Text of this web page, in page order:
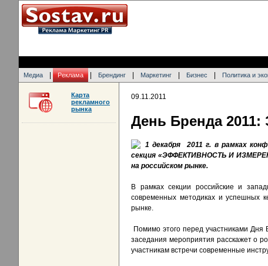
Медиа Реклама Брендинг Маркетинг Бизнес Политика и
09.11.2011
День Бренда
1 декабря 2011 г. в рамках
секция «ЭФФЕКТИВНОСТЬ И
на российском рынке.
В рамках секции российские и
современных методиках и успешных
рынке.
Помимо этого перед участниками Дня
заседания мероприятия расскажет о
участникам встречи современные
Карта
рекламного
рынка